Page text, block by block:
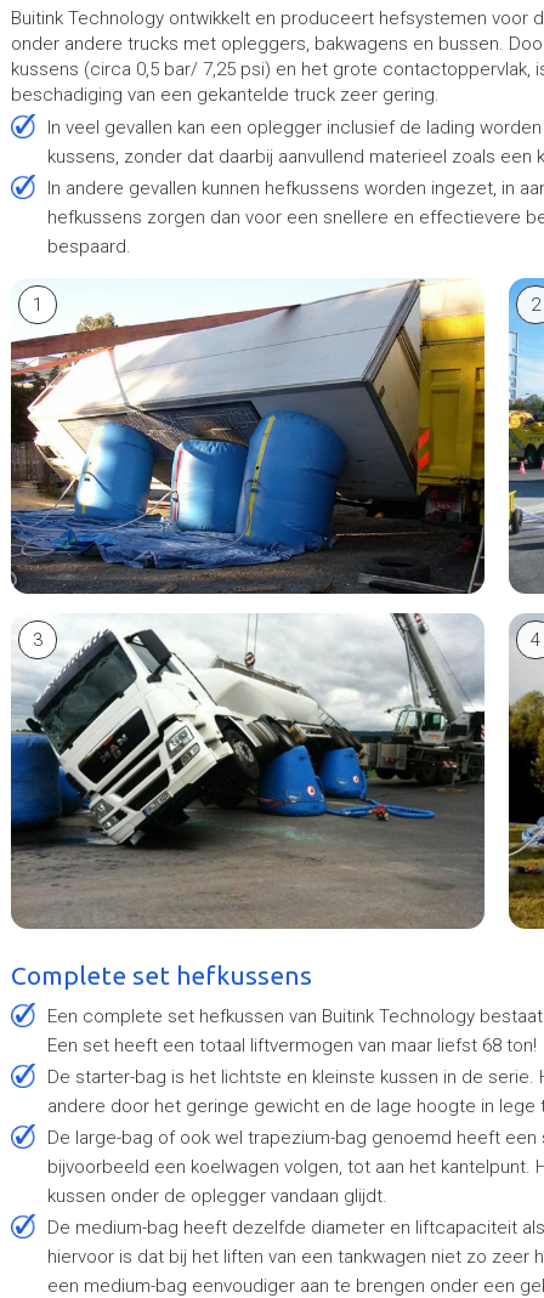
Buitink Technology ontwikkelt en produceert hefsystemen voor
onder andere trucks met opleggers, bakwagens en bussen.
kussens (circa 0,5 bar/ 7,25 psi) en het grote contactoppervlak,
beschadiging van een gekantelde truck zeer gering.
In veel gevallen kan een oplegger inclusief de lading worden rechtgezet met
kussens, zonder dat daarbij aanvullend materieel zoals een
In andere gevallen kunnen hefkussens worden ingezet, in aanvulling op een kraan of ander materieel. De
hefkussens zorgen dan voor een snellere en effectievere
bespaard.
1 2
3 4
Complete set hefkussens
Een complete set hefkussen van Buitink Technology bestaat uit 8 kussens, in 4 verschillende maten en vormen.
Een set heeft een totaal liftvermogen van maar liefst 68 ton!
De starter-bag is het lichtste en kleinste kussen in de serie. Het is makkelijk en eenvoudig te plaatsen, onder
andere door het geringe gewicht en de lage hoogte in lege
De large-bag of ook wel trapezium-bag genoemd heeft een schuine bovenzijde en kan daarmee de daklijn van
bijvoorbeeld een koelwagen volgen, tot aan het
kussen onder de oplegger vandaan glijdt.
De medium-bag heeft dezelfde diameter en liftcapaciteit als de large-bag, maar is minder hoog. De reden
hiervoor is dat bij het liften van een tankwagen niet zo
een medium-bag eenvoudiger aan te brengen onder een